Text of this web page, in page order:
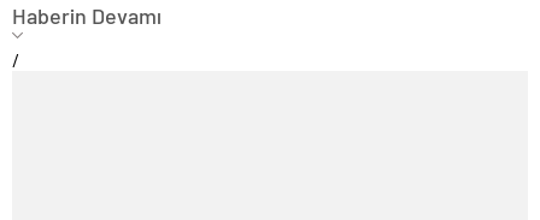
Haberin Devamı
/